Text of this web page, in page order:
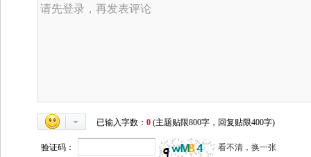
已输入字数： 0 (主题贴限800字，回复贴限400字)
验证码： 看不清，换一张